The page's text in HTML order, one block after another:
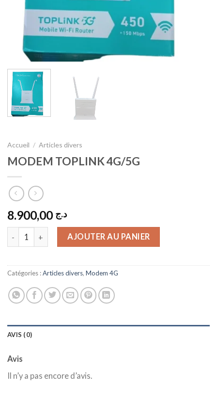
Accueil / Articles divers
MODEM TOPLINK 4G/5G
د.ج 8.900,00
quantité de MODEM TOPLINK 4G/5G
AJOUTER AU PANIER
Catégories :Articles divers, Modem 4G
AVIS (0)
Avis
Il n’y a pas encore d’avis.